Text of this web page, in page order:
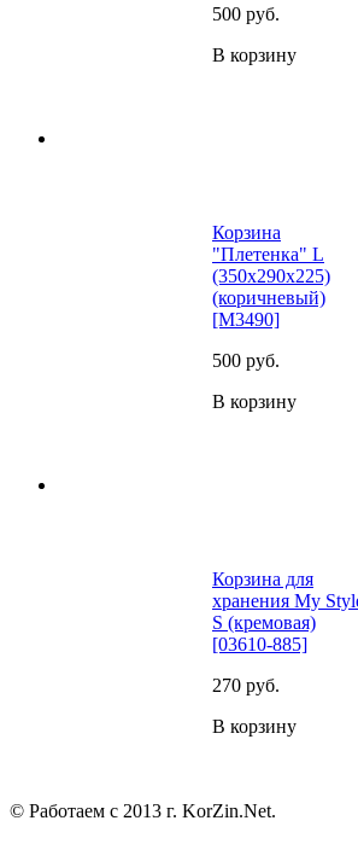
500 руб.
В корзину
Корзина
"Плетенка" L
(350х290х225)
(коричневый)
[M3490]
500 руб.
В корзину
Корзина для
хранения My
S (кремовая)
[03610-885]
270 руб.
В корзину
© Работаем с 2013 г. KorZin.Net.